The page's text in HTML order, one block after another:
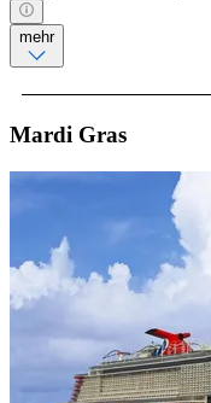
mehr
Mardi Gras